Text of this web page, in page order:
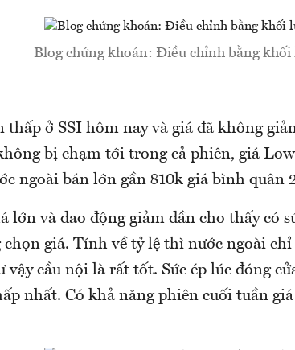
Blog chứng khoán: Điều chỉnh bằng khối
thấp ở SSI hôm nay và giá đã không
bị chạm tới trong cả phiên, giá
ngoài bán lớn gần 810k giá bình quân
lớn và dao động giảm dần cho thấy có
chọn giá. Tính về tỷ lệ thì nước ngoài
vậy cầu nội là rất tốt. Sức ép lúc đóng
nhất. Có khả năng phiên cuối tuần